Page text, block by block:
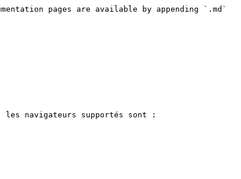
pages are available by appending `.md`
navigateurs supportés sont :